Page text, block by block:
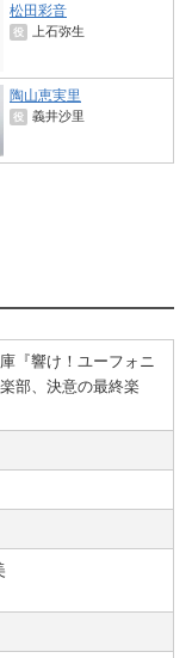
松田彩音
役 上石弥生
陶山恵実里
役 義井沙里
庫『響け！ユーフォニ
部、決意の最終楽